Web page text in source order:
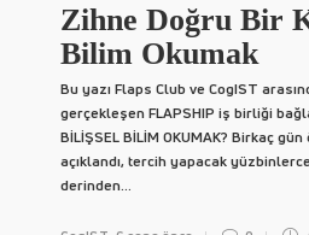
Zihne Doğru Bir
Bilim Okumak
Bu yazı Flaps Club ve CogIST
gerçekleşen FLAPSHIP iş birliği
BİLİŞSEL BİLİM OKUMAK? Birkaç
açıklandı, tercih yapacak
derinden...